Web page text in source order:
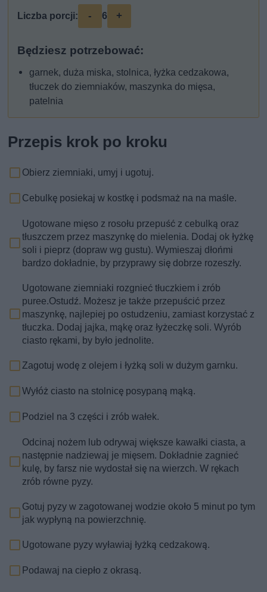
Liczba porcji: - 6 +
Będziesz potrzebować:
garnek, duża miska, stolnica, łyżka cedzakowa,
tłuczek do ziemniaków, maszynka do mięsa,
patelnia
Przepis krok po kroku
Obierz ziemniaki, umyj i ugotuj.
Cebulkę posiekaj w kostkę i podsmaż na na maśle.
Ugotowane mięso z rosołu przepuść z cebulką oraz
tłuszczem przez maszynkę do mielenia. Dodaj ok łyżkę
soli i pieprz (dopraw wg gustu). Wymieszaj dłońmi
bardzo dokładnie, by przyprawy się dobrze rozeszły.
Ugotowane ziemniaki rozgnieć tłuczkiem i zrób
puree.Ostudź. Możesz je także przepuścić przez
maszynkę, najlepiej po ostudzeniu, zamiast korzystać z
tłuczka. Dodaj jajka, mąkę oraz łyżeczkę soli. Wyrób
ciasto rękami, by było jednolite.
Zagotuj wodę z olejem i łyżką soli w dużym garnku.
Wyłóż ciasto na stolnicę posypaną mąką.
Podziel na 3 części i zrób wałek.
Odcinaj nożem lub odrywaj większe kawałki ciasta, a
następnie nadziewaj je mięsem. Dokładnie zagnieć
kulę, by farsz nie wydostał się na wierzch. W rękach
zrób równe pyzy.
Gotuj pyzy w zagotowanej wodzie około 5 minut po tym
jak wypłyną na powierzchnię.
Ugotowane pyzy wyławiaj łyżką cedzakową.
Podawaj na ciepło z okrasą.